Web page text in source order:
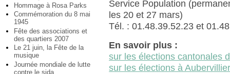
Hommage à Rosa Parks
Commémoration du 8 mai
1945
Fête des associations et
des quartiers 2007
Le 21 juin, la Fête de la
musique
Journée mondiale de lutte
contre le sida
Service Population
les 20 et 27 mars)
Tél. : 01.48.39.52.23 et
En savoir plus :
sur les élections cantonales
sur les élections à